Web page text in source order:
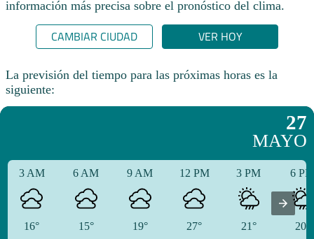
información más precisa sobre el pronóstico del clima.
CAMBIAR CIUDAD VER HOY
La previsión del tiempo para las próximas horas es la
siguiente:
27
MAYO
3 AM
16°
6 AM
15°
9 AM
19°
12 PM
27°
3 PM
21°
6
20°